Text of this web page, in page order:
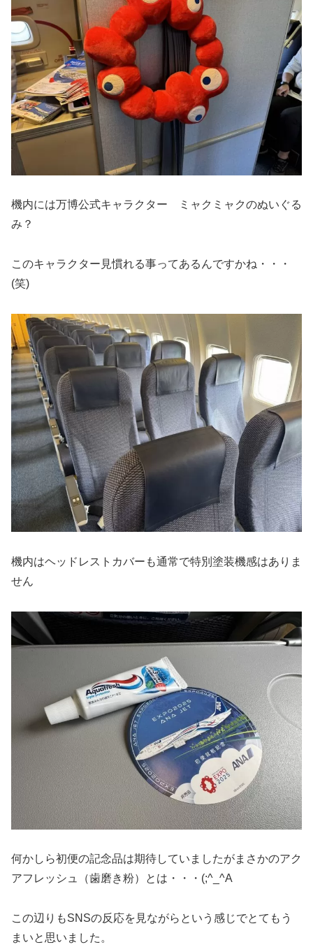
機内には万博公式キャラクター ミャクミャクのぬいぐる
み？
このキャラクター見慣れる事ってあるんですかね・・・
(笑)
機内はヘッドレストカバーも通常で特別塗装機感はありま
せん
何かしら初便の記念品は期待していましたがまさかのアク
アフレッシュ（歯磨き粉）とは・・・(;^_^A
この辺りもSNSの反応を見ながらという感じでとてもう
まいと思いました。